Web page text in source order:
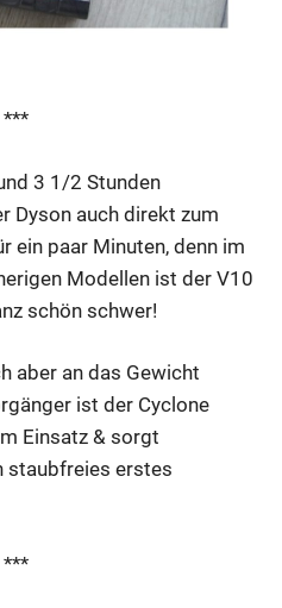
***
3 1/2 Stunden
Dyson auch direkt zum
ein paar Minuten, denn im
Modellen ist der V10
schön schwer!
aber an das Gewicht
ist der Cyclone
Einsatz & sorgt
staubfreies erstes
***